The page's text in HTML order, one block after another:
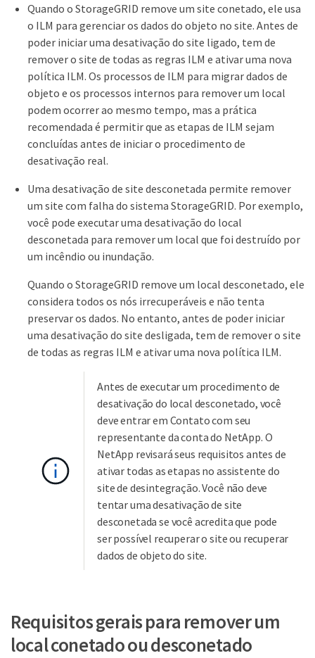
Quando o StorageGRID remove um site conetado, ele usa
o ILM para gerenciar os dados do objeto no site. Antes de
poder iniciar uma desativação do site ligado, tem de
remover o site de todas as regras ILM e ativar uma nova
política ILM. Os processos de ILM para migrar dados de
objeto e os processos internos para remover um local
podem ocorrer ao mesmo tempo, mas a prática
recomendada é permitir que as etapas de ILM sejam
concluídas antes de iniciar o procedimento de
desativação real.
Uma desativação de site desconetada permite remover
um site com falha do sistema StorageGRID. Por exemplo,
você pode executar uma desativação do local
desconetada para remover um local que foi destruído por
um incêndio ou inundação.
Quando o StorageGRID remove um local desconetado, ele
considera todos os nós irrecuperáveis e não tenta
preservar os dados. No entanto, antes de poder iniciar
uma desativação do site desligada, tem de remover o site
de todas as regras ILM e ativar uma nova política ILM.
Antes de executar um procedimento de
desativação do local desconetado, você
deve entrar em Contato com seu
representante da conta do NetApp. O
NetApp revisará seus requisitos antes de
ativar todas as etapas no assistente do
site de desintegração. Você não deve
tentar uma desativação de site
desconetada se você acredita que pode
ser possível recuperar o site ou recuperar
dados de objeto do site.
Requisitos gerais para remover um
local conetado ou desconetado